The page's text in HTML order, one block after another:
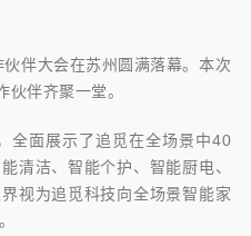
伴大会在苏州圆满落幕。本次
伴齐聚一堂。
全面展示了追觅在全场景中40
清洁、智能个护、智能厨电、
视为追觅科技向全场景智能家